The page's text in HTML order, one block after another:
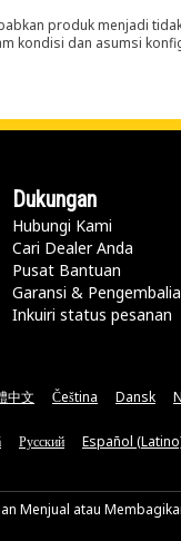
produk menjadi
kondisi dan asumsi
Dukungan
Hubungi Kami
Cari Dealer Anda
Pusat Bantuan
Garansi &
Inkuiri status pesanan
中文 Čeština Dansk
Русский Español
Menjual atau